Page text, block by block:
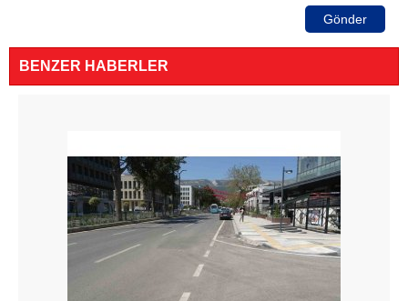
Gönder
BENZER HABERLER